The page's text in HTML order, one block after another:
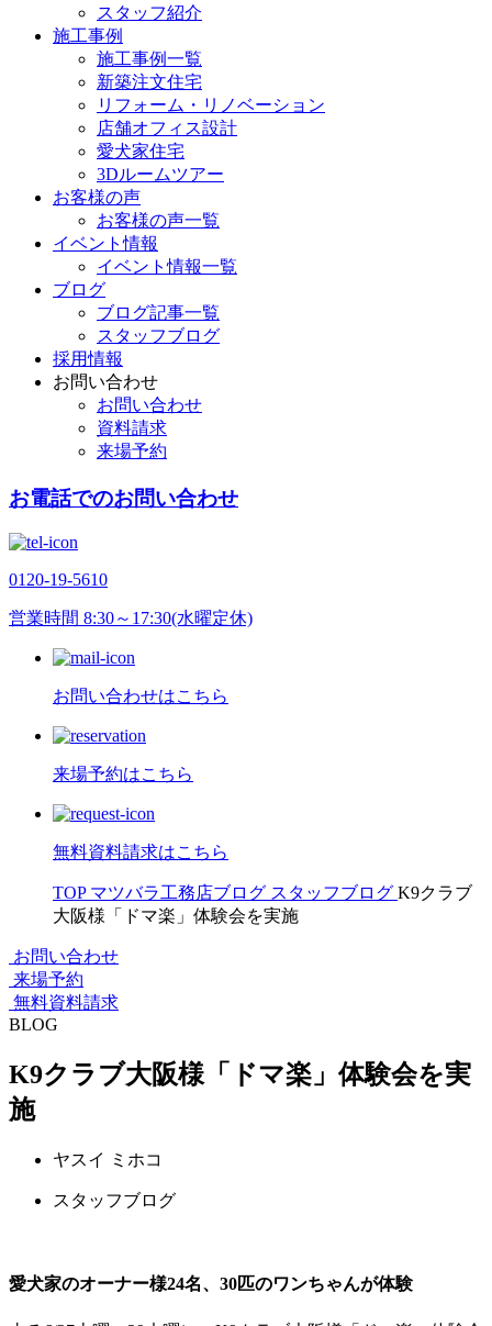
スタッフ紹介
施工事例
施工事例一覧
新築注文住宅
リフォーム・リノベーション
店舗オフィス設計
愛犬家住宅
3Dルームツアー
お客様の声
お客様の声一覧
イベント情報
イベント情報一覧
ブログ
ブログ記事一覧
スタッフブログ
採用情報
お問い合わせ
お問い合わせ
資料請求
来場予約
お電話でのお問い合わせ
0120-19-5610
営業時間 8:30～17:30(水曜定休)
お問い合わせはこちら
来場予約はこちら
無料資料請求はこちら
TOP マツバラ工務店ブログ スタッフブログ K9クラブ
大阪様「ドマ楽」体験会を実施
お問い合わせ
来場予約
無料資料請求
BLOG
K9クラブ大阪様「ドマ楽」体験会を実
施
ヤスイ ミホコ
スタッフブログ
愛犬家のオーナー様24名、30匹のワンちゃんが体験